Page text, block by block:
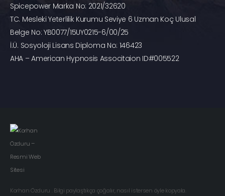
Spicepower Marka No: 2021/32620
TC. Mesleki Yeterlilik Kurumu Seviye 6 Uzman Koç Ulusal
Belge No: YB0077/15UY0215-6/00/25
İ.Ü. Sosyoloji Lisans Diploma No: 146423
AHA – American Hypnosis Associtaion ID#005522
Korhan Özduru . Bilgi paylaştıkça çoğalır, nasıl istersen öyle kopyala.